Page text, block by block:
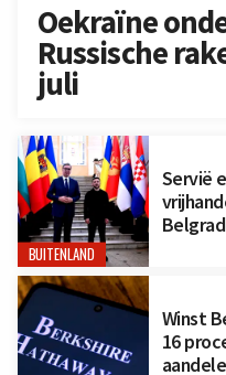
Oekraïne
Russische
juli
BUITENLAND
Servië
Winst
16